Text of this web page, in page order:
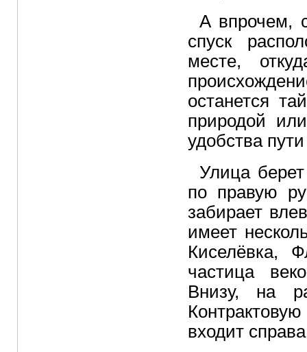
А впрочем,
спуск
месте,
останется
природой
удобства
Улица
по правую
забирает
имеет
Киселёвка,
частица
Внизу, на
входит